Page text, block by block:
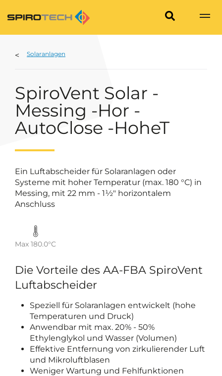
Solaranlagen
SpiroVent Solar -
Messing -Hor -
AutoClose -HoheT
Ein Luftabscheider für Solaranlagen oder
Systeme mit hoher Temperatur (max. 180 °C) in
Messing, mit 22 mm - 1½" horizontalem
Anschluss
Max 180.0°C
Die Vorteile des AA-FBA SpiroVent
Luftabscheider
Speziell für Solaranlagen entwickelt (hohe
Temperaturen und Druck)
Anwendbar mit max. 20% - 50%
Ethylenglykol und Wasser (Volumen)
Effektive Entfernung von zirkulierender Luft
und Mikroluftblasen
Weniger Wartung und Fehlfunktionen